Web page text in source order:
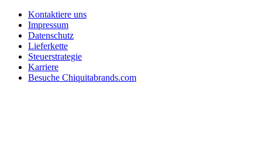
Kontaktiere uns
Impressum
Datenschutz
Lieferkette
Steuerstrategie
Karriere
Besuche Chiquitabrands.com